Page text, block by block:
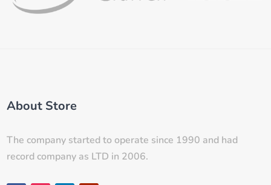
About Store
The company started to operate since 1990 and had
record company as LTD in 2006.